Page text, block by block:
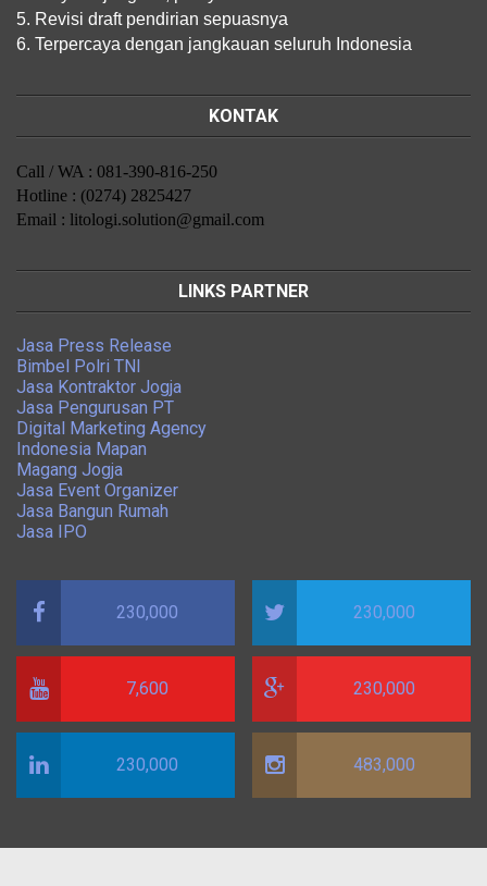
5. Revisi draft pendirian sepuasnya
6. Terpercaya dengan jangkauan seluruh Indonesia
KONTAK
Call / WA : 081-390-816-250
Hotline : (0274) 2825427
Email : litologi.solution@gmail.com
LINKS PARTNER
Jasa Press Release
Bimbel Polri TNI
Jasa Kontraktor Jogja
Jasa Pengurusan PT
Digital Marketing Agency
Indonesia Mapan
Magang Jogja
Jasa Event Organizer
Jasa Bangun Rumah
Jasa IPO
230,000 230,000
7,600 230,000
230,000 483,000